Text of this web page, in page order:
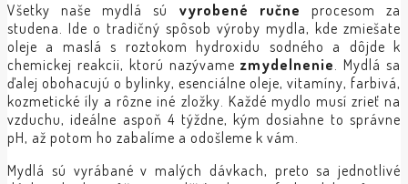
Všetky naše mydlá sú vyrobené ručne procesom za
studena. Ide o tradičný spôsob výroby mydla, kde zmiešate
oleje a maslá s roztokom hydroxidu sodného a dôjde k
chemickej reakcii, ktorú nazývame zmydelnenie. Mydlá sa
ďalej obohacujú o bylinky, esenciálne oleje, vitamíny, farbivá,
kozmetické íly a rôzne iné zložky. Každé mydlo musí zrieť na
vzduchu, ideálne aspoň 4 týždne, kým dosiahne to správne
pH, až potom ho zabalíme a odošleme k vám.
Mydlá sú vyrábané v malých dávkach, preto sa jednotlivé